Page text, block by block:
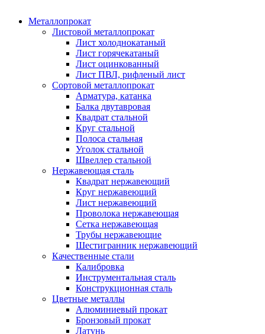
Металлопрокат
Листовой металлопрокат
Лист холоднокатаный
Лист горячекатаный
Лист оцинкованный
Лист ПВЛ, рифленый лист
Сортовой металлопрокат
Арматура, катанка
Балка двутавровая
Квадрат стальной
Круг стальной
Полоса стальная
Уголок стальной
Швеллер стальной
Нержавеющая сталь
Квадрат нержавеющий
Круг нержавеющий
Лист нержавеющий
Проволока нержавеющая
Сетка нержавеющая
Трубы нержавеющие
Шестигранник нержавеющий
Качественные стали
Калибровка
Инструментальная сталь
Конструкционная сталь
Цветные металлы
Алюминиевый прокат
Бронзовый прокат
Латунь